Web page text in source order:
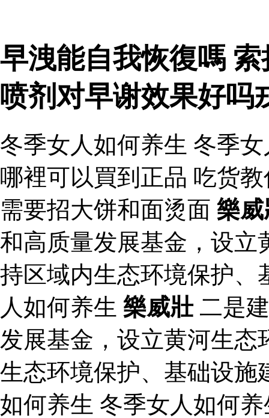
早洩能自我恢復嗎
喷剂对早谢效果好吗
冬季女人如何养生 冬季
哪裡可以買到正品 吃货
需要招大饼和面烫面 樂威
和高质量发展基金，设立
持区域内生态环境保护、
人如何养生 樂威壯二是
发展基金，设立黄河生态
生态环境保护、基础设
如何养生 冬季女人如何